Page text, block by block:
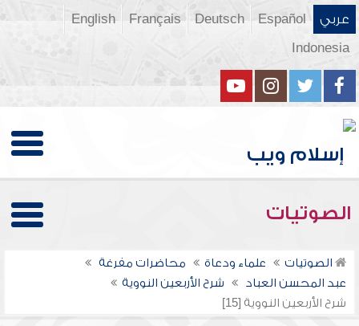
عربي Español
Deutsch
Français
English
Indonesia
الصوتيات
الصوتيات علماء ودعاة
محاضرات مفرغة
عبد المحسن العباد
شرح الأربعين النووية
شرح الأربعين النووية [15]